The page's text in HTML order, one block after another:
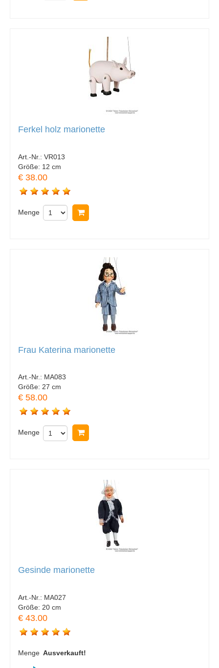
Ferkel holz marionette
Art.-Nr.: VR013
Größe: 12 cm
€ 38.00
Menge
Frau Katerina marionette
Art.-Nr.: MA083
Größe: 27 cm
€ 58.00
Menge
Gesinde marionette
Art.-Nr.: MA027
Größe: 20 cm
€ 43.00
Menge Ausverkauft!